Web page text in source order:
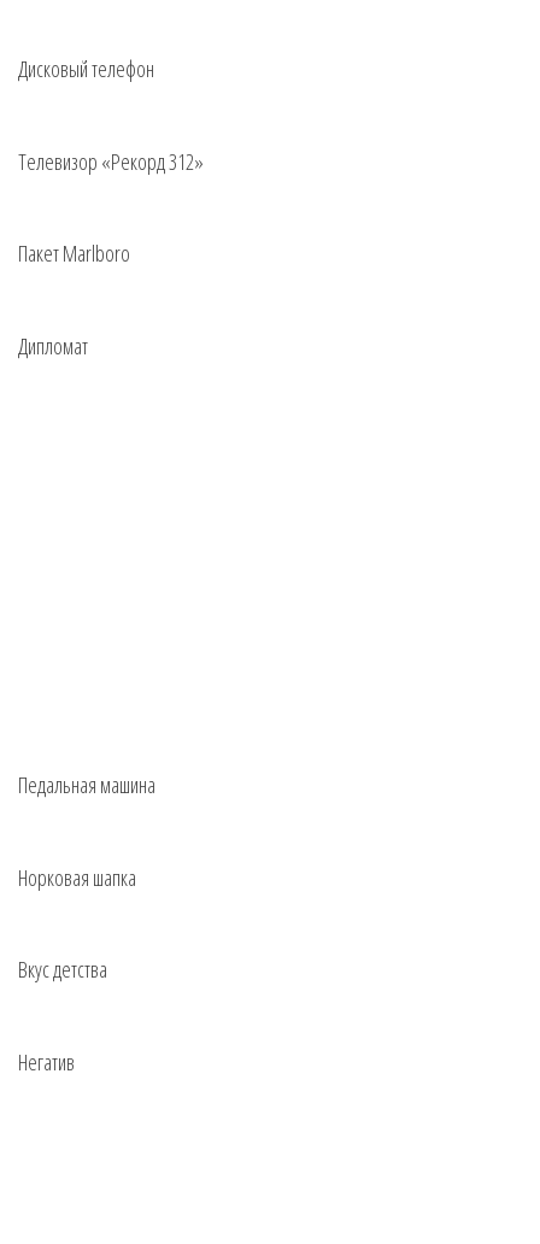
Дисковый телефон
Телевизор «Рекорд 312»
Пакет Marlboro
Дипломат
Педальная машина
Норковая шапка
Вкус детства
Негатив